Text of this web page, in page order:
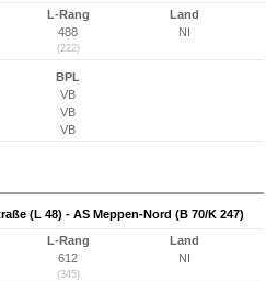
L-Rang
488
(222)
Land
NI
BPL
VB
VB
VB
(L 48) - AS Meppen-Nord (B 70/K 247)
L-Rang
612
(345)
Land
NI